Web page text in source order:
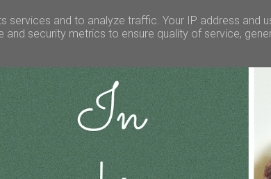
services and to analyze traffic. Your IP address and
security metrics to ensure quality of service,